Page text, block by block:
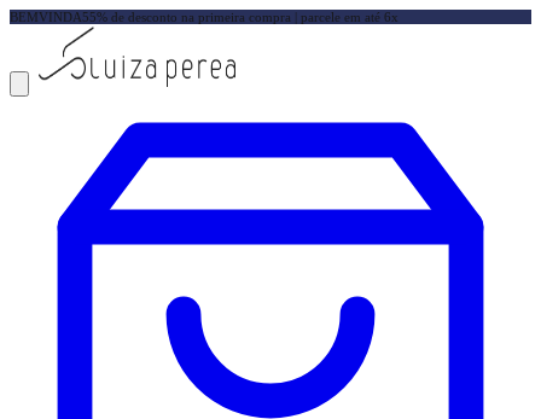
BEMVINDA55% de desconto na primeira compra | parcele em até 6x